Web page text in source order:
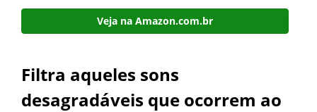
Veja na Amazon.com.br
Filtra aqueles sons
desagradáveis que ocorrem ao